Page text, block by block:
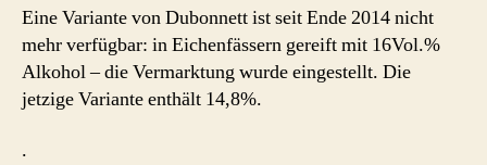
Eine Variante von Dubonnett ist seit Ende 2014 nicht
mehr verfügbar: in Eichenfässern gereift mit 16Vol.%
Alkohol – die Vermarktung wurde eingestellt. Die
jetzige Variante enthält 14,8%.
.